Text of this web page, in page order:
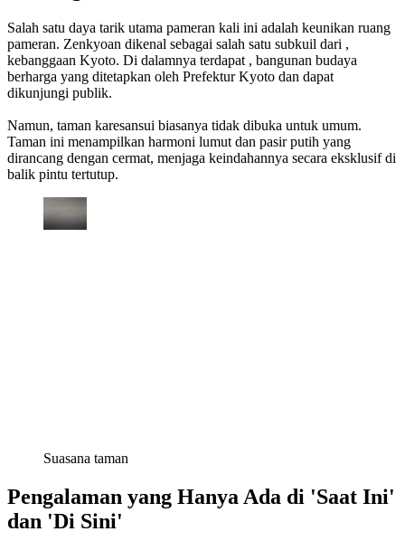
Salah satu daya tarik utama pameran kali ini adalah keunikan ruang
pameran. Zenkyoan dikenal sebagai salah satu subkuil dari ,
kebanggaan Kyoto. Di dalamnya terdapat , bangunan budaya
berharga yang ditetapkan oleh Prefektur Kyoto dan dapat
dikunjungi publik.
Namun, taman karesansui biasanya tidak dibuka untuk umum.
Taman ini menampilkan harmoni lumut dan pasir putih yang
dirancang dengan cermat, menjaga keindahannya secara eksklusif di
balik pintu tertutup.
Suasana taman
Pengalaman yang Hanya Ada di 'Saat Ini'
dan 'Di Sini'